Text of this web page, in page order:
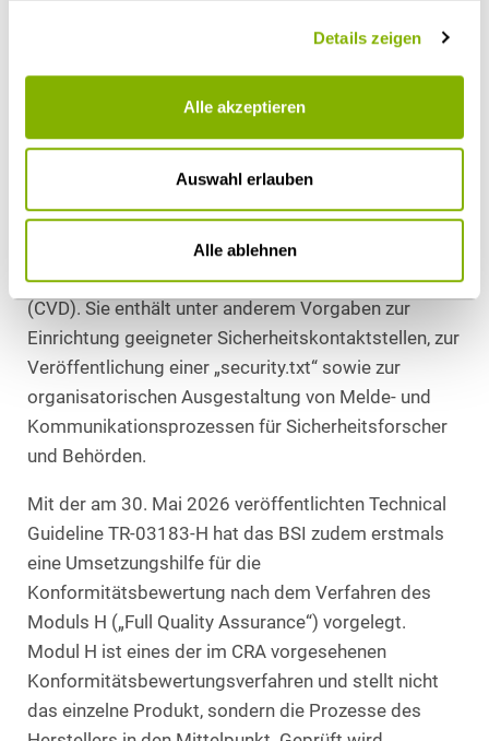
Details zeigen
Alle akzeptieren
Auswahl erlauben
Alle ablehnen
Die bislang veröffentlichten Teile der Richtlinienreihe
befassen sich insbesondere mit den Anforderungen
sowie Melde- und Offenlegungsprozesse. So
konkretisiert dieTR-03183-3die Anforderungen an
den Umgang mit Schwachstellenmeldungen und an
Verfahren zur Coordinated Vulnerability Disclosure
(CVD). Sie enthält unter anderem Vorgaben zur
Einrichtung geeigneter Sicherheitskontaktstellen, zur
Veröffentlichung einer „security.txt“ sowie zur
organisatorischen Ausgestaltung von Melde- und
Kommunikationsprozessen für Sicherheitsforscher
und Behörden.
Mit der am 30. Mai 2026 veröffentlichten Technical
Guideline TR-03183-H hat das BSI zudem erstmals
eine Umsetzungshilfe für die
Konformitätsbewertung nach dem Verfahren des
Moduls H („Full Quality Assurance“) vorgelegt.
Modul H ist eines der im CRA vorgesehenen
Konformitätsbewertungsverfahren und stellt nicht
das einzelne Produkt, sondern die Prozesse des